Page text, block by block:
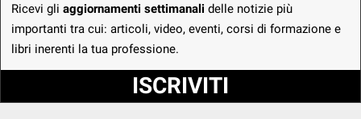
Ricevi gli aggiornamenti settimanali delle notizie più
importanti tra cui: articoli, video, eventi, corsi di formazione e
libri inerenti la tua professione.
ISCRIVITI